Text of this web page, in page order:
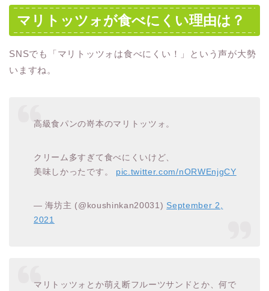
マリトッツォが食べにくい理由は？
SNSでも「マリトッツォは食べにくい！」という声が大勢
いますね。
高級食パンの嵜本のマリトッツォ。
クリーム多すぎて食べにくいけど、
美味しかったです。 pic.twitter.com/nORWEnjgCY
— 海坊主 (@koushinkan20031) September 2,
2021
マリトッツォとか萌え断フルーツサンドとか、何で